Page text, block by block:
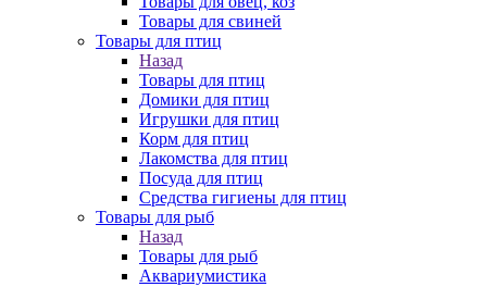
Товары для свиней
Товары для птиц
Назад
Товары для птиц
Домики для птиц
Игрушки для птиц
Корм для птиц
Лакомства для птиц
Посуда для птиц
Средства гигиены для птиц
Товары для рыб
Назад
Товары для рыб
Аквариумистика